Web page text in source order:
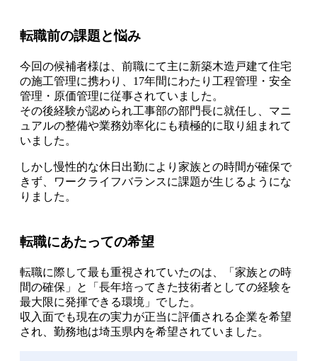
転職前の課題と悩み
今回の候補者様は、前職にて主に新築木造戸建て住宅
の施工管理に携わり、17年間にわたり工程管理・安全
管理・原価管理に従事されていました。
その後経験が認められ工事部の部門長に就任し、マニ
ュアルの整備や業務効率化にも積極的に取り組まれて
いました。
しかし慢性的な休日出勤により家族との時間が確保で
きず、ワークライフバランスに課題が生じるようにな
りました。
転職にあたっての希望
転職に際して最も重視されていたのは、「家族との時
間の確保」と「長年培ってきた技術者としての経験を
最大限に発揮できる環境」でした。
収入面でも現在の実力が正当に評価される企業を希望
され、勤務地は埼玉県内を希望されていました。